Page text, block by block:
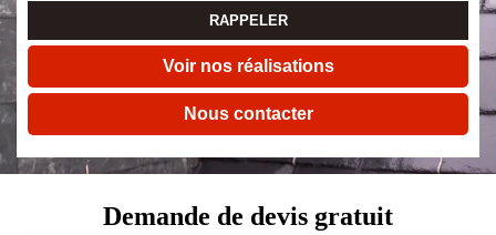
Voir nos réalisations
Nous contacter
Demande de devis gratuit